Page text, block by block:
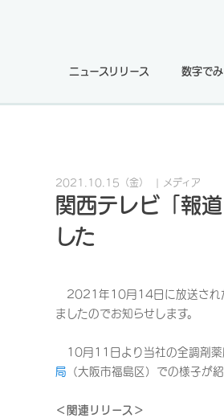
ニュースリリース 数字で
2021.10.15 （金） メディア
関西テレビ「報
した
2021年10月14日に放送された
ましたのでお知らせします。
10月11日より当社の全調剤薬
局 （大阪市福島区）での様子が
＜関連リリース＞